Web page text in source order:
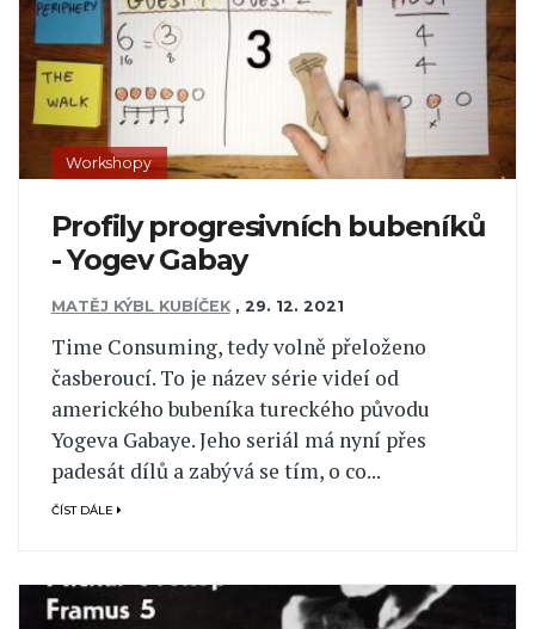
Workshopy
Profily progresivních bubeníků
- Yogev Gabay
MATĚJ KÝBL KUBÍČEK , 29. 12. 2021
Time Consuming, tedy volně přeloženo
časberoucí. To je název série videí od
amerického bubeníka tureckého původu
Yogeva Gabaye. Jeho seriál má nyní přes
padesát dílů a zabývá se tím, o co...
ČÍST DÁLE